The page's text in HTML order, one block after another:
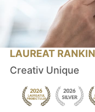
LAUREAT
Creativ Unique